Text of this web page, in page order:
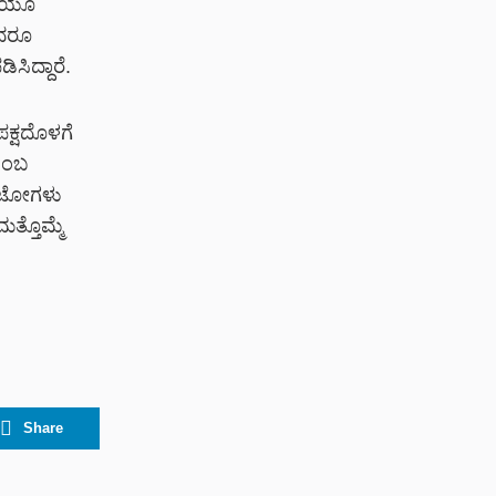
Share